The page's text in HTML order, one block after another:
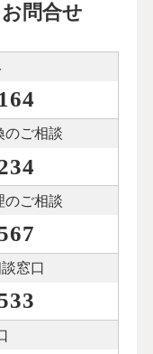
問合せ
のご相談
のご相談
窓口